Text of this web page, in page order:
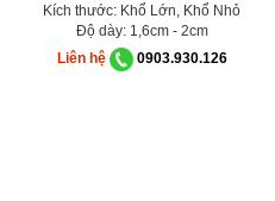
Kích thước: Khổ Lớn, Khổ Nhỏ
Độ dày: 1,6cm - 2cm
Liên hệ
0903.930.126